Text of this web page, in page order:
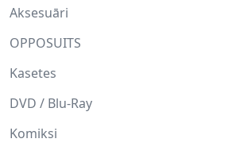
Aksesuāri
OPPOSUITS
Kasetes
DVD / Blu-Ray
Komiksi